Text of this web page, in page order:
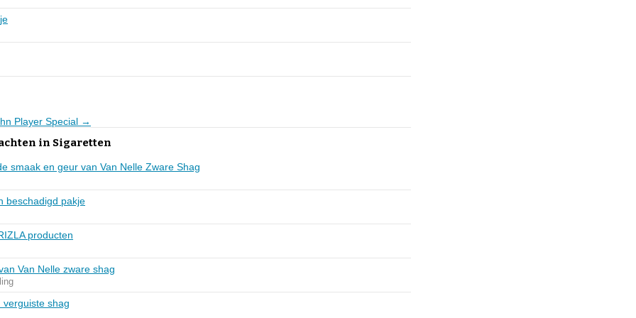
Player Special →
in Sigaretten
smaak en geur van Van Nelle Zware Shag
beschadigd pakje
producten
Van Nelle zware shag
shag